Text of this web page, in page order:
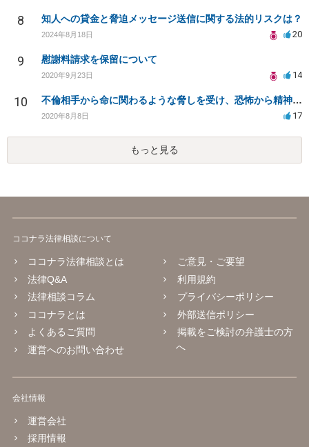
8 知人への貸金と脅迫メッセージ送信に関する法的リスクは？
2024年8月18日 20
9 慰謝料請求を保留について
2020年9月23日 14
10 不倫相手から命に関わるような脅しを受け、恐怖から精神的にまいっています。
2020年8月8日 17
もっと見る
ココナラ法律相談について
ココナラ法律相談とは
法律Q&A
法律相談コラム
ココナラとは
よくあるご質問
運営へのお問い合わせ
ご意見・ご要望
利用規約
プライバシーポリシー
外部送信ポリシー
掲載をご検討の弁護士の方
へ
会社情報
運営会社
採用情報